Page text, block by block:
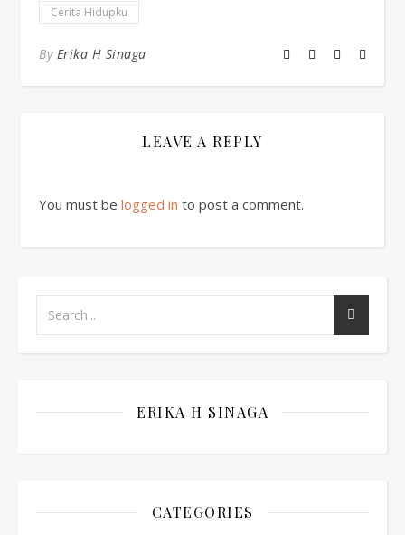
Cerita Hidupku
By Erika H Sinaga
LEAVE A REPLY
You must be logged in to post a comment.
ERIKA H SINAGA
CATEGORIES